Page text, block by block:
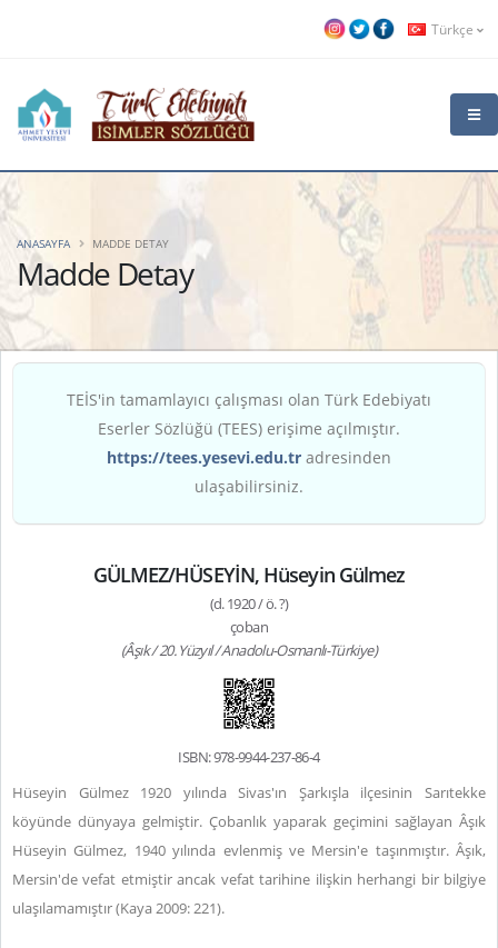
Türkçe
Madde Detay
ANASAYFA MADDE DETAY
TEİS'in tamamlayıcı çalışması olan Türk Edebiyatı
Eserler Sözlüğü (TEES) erişime açılmıştır.
https://tees.yesevi.edu.tr adresinden
ulaşabilirsiniz.
GÜLMEZ/HÜSEYİN, Hüseyin Gülmez
(d. 1920 / ö. ?)
çoban
(Âşık / 20. Yüzyıl / Anadolu-Osmanlı-Türkiye)
ISBN: 978-9944-237-86-4
Hüseyin Gülmez 1920 yılında Sivas'ın Şarkışla ilçesinin Sarıtekke
köyünde dünyaya gelmiştir. Çobanlık yaparak geçimini sağlayan Âşık
Hüseyin Gülmez, 1940 yılında evlenmiş ve Mersin'e taşınmıştır. Âşık,
Mersin'de vefat etmiştir ancak vefat tarihine ilişkin herhangi bir bilgiye
ulaşılamamıştır (Kaya 2009: 221).